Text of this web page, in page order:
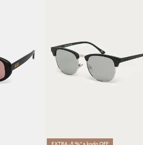
EXTRA -5 %* s kodo OFF